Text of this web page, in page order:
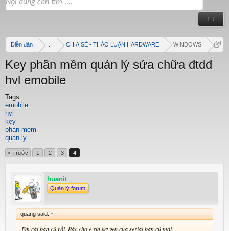
↑ ↓
Diễn đàn CHIA SẺ - THẢO LUẬN HARDWARE WINDOWS
Key phần mềm quản lý sửa chữa đtdđ
hvl emobile
Tags:
emobile
hvl
key
phan mem
quan ly
< Trước 1 2 3 4
huanit
Quản lý forum
quang said: ↑
Em cài bản cũ rồi. Bác cho e xin keygen của serial bản cũ mới: